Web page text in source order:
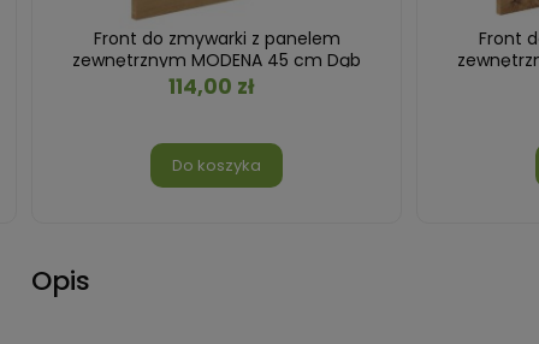
Front do zmywarki z panelem
zewnętrznym MODENA 45 cm Dąb
Artisan/Czarny
114,00 zł
Do koszyka
Front
Opis